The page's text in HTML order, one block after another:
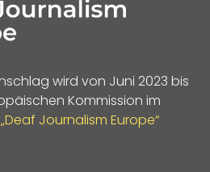
wird von Juni 2023 bis
Kommission im
„Deaf Journalism Europe“